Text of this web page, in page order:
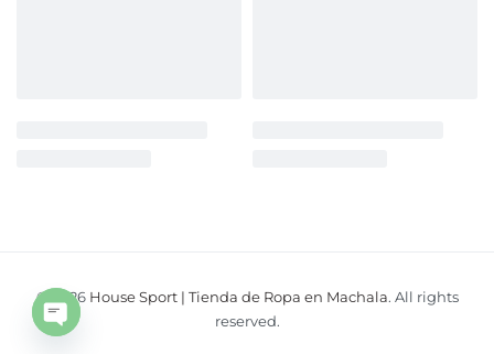
© 2026 House Sport | Tienda de Ropa en Machala. All rights
reserved.
Open